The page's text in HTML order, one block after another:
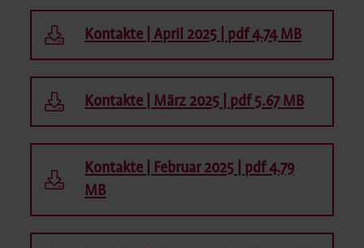
Kontakte | April 2025 | pdf 4.74 MB
Kontakte | März 2025 | pdf 5.67 MB
Kontakte | Februar 2025 | pdf 4.79
MB